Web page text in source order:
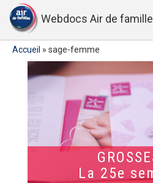
Webdocs Air de
Accueil » sage-femme
La 25e